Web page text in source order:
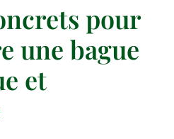
pour
une bague
et